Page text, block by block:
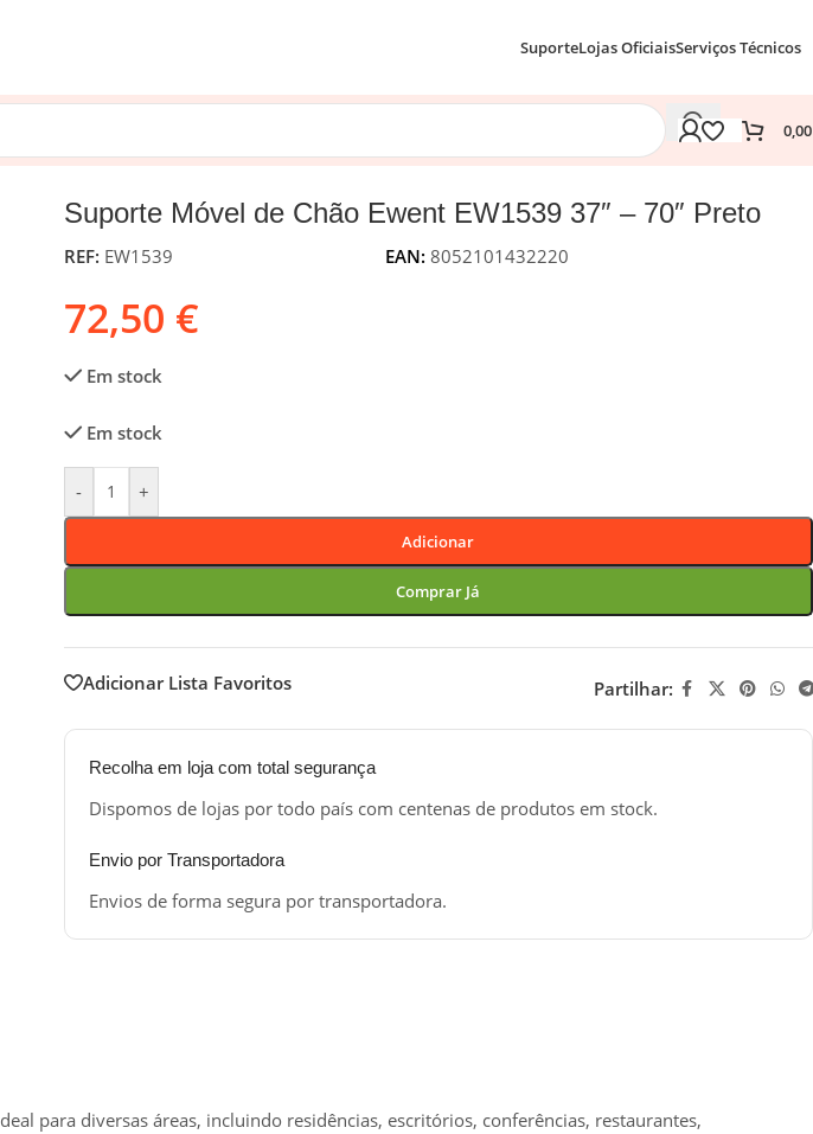
SuporteLojas OficiaisServiços Técnicos
– 70″ Preto
Suporte Móvel de Chão Ewent EW1539 37″ – 70″ Preto
REF: EW1539 EAN: 8052101432220
72,50 €
Em stock
Em stock
- +
Adicionar
Comprar Já
Adicionar Lista Favoritos Partilhar:
Recolha em loja com total segurança
Dispomos de lojas por todo país com centenas de produtos em stock.
Envio por Transportadora
Envios de forma segura por transportadora.
para diversas áreas, incluindo residências, escritórios, conferências, restaurantes,